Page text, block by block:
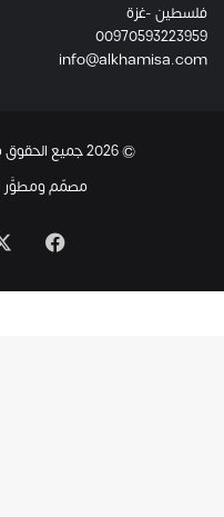
فلسطين -غزة
00970593223959
info@alkhamisa.com
© 2026 جميع الحقوق محفوظة.
مصمّم